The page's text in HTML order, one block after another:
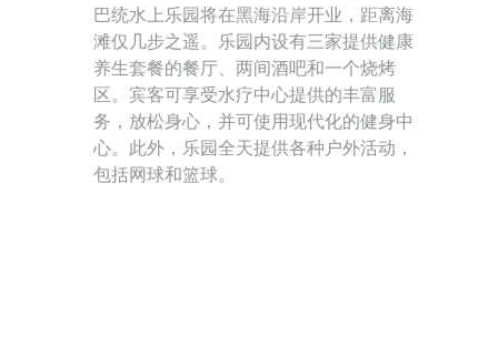
巴统水上乐园将在黑海沿岸开业，距离海
滩仅几步之遥。乐园内设有三家提供健康
养生套餐的餐厅、两间酒吧和一个烧烤
区。宾客可享受水疗中心提供的丰富服
务，放松身心，并可使用现代化的健身中
心。此外，乐园全天提供各种户外活动，
包括网球和篮球。